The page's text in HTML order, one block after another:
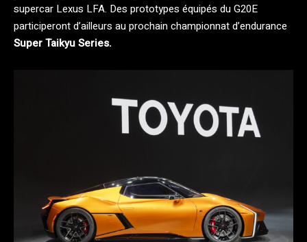
supercar Lexus LFA. Des prototypes équipés du G20E
participeront d’ailleurs au prochain championnat d’endurance
Super Taikyu Series.